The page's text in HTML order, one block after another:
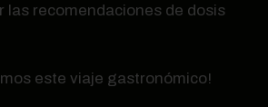
las recomendaciones de dosis
este viaje gastronómico!